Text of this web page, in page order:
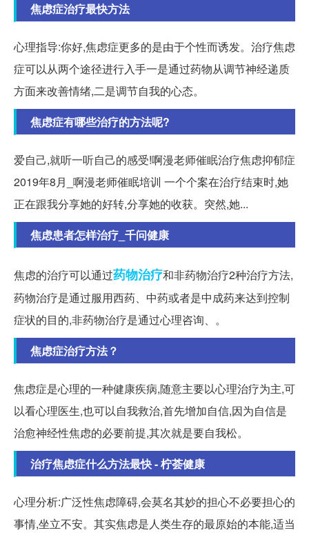
焦虑症治疗最快方法
心理指导:你好,焦虑症更多的是由于个性而诱发。治疗焦虑
症可以从两个途径进行入手一是通过药物从调节神经递质
方面来改善情绪,二是调节自我的心态。
焦虑症有哪些治疗的方法呢?
爱自己,就听一听自己的感受!啊漫老师催眠治疗焦虑抑郁症
2019年8月_啊漫老师催眠培训 一个个案在治疗结束时,她
正在跟我分享她的好转,分享她的收获。突然,她...
焦虑患者怎样治疗_千问健康
焦虑的治疗可以通过药物治疗和非药物治疗2种治疗方法,
药物治疗是通过服用西药、中药或者是中成药来达到控制
症状的目的,非药物治疗是通过心理咨询、。
焦虑症治疗方法？
焦虑症是心理的一种健康疾病,随意主要以心理治疗为主,可
以看心理医生,也可以自我救治,首先增加自信,因为自信是
治愈神经性焦虑的必要前提,其次就是要自我松。
治疗焦虑症什么方法最快 - 柠荟健康
心理分析:广泛性焦虑障碍,会莫名其妙的担心不必要担心的
事情,坐立不安。其实焦虑是人类生存的最原始的本能,适当